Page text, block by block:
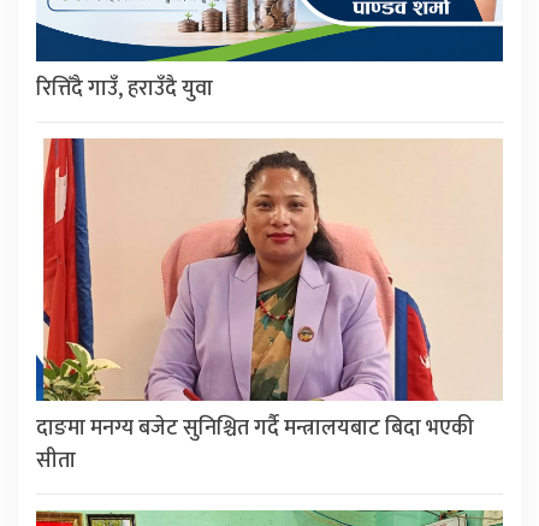
रित्तिँदै गाउँ, हराउँदै युवा
दाङमा मनग्य बजेट सुनिश्चित गर्दै मन्त्रालयबाट बिदा भएकी
सीता